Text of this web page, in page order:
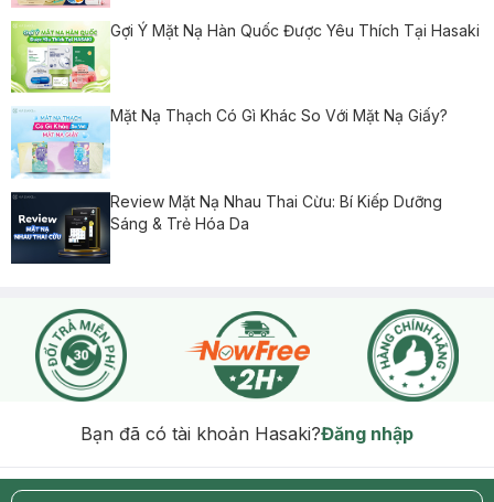
Gợi Ý Mặt Nạ Hàn Quốc Được Yêu Thích Tại Hasaki
Mặt Nạ Thạch Có Gì Khác So Với Mặt Nạ Giấy?
Review Mặt Nạ Nhau Thai Cừu: Bí Kiếp Dưỡng
Sáng & Trẻ Hóa Da
Bạn đã có tài khoản Hasaki?Đăng nhập